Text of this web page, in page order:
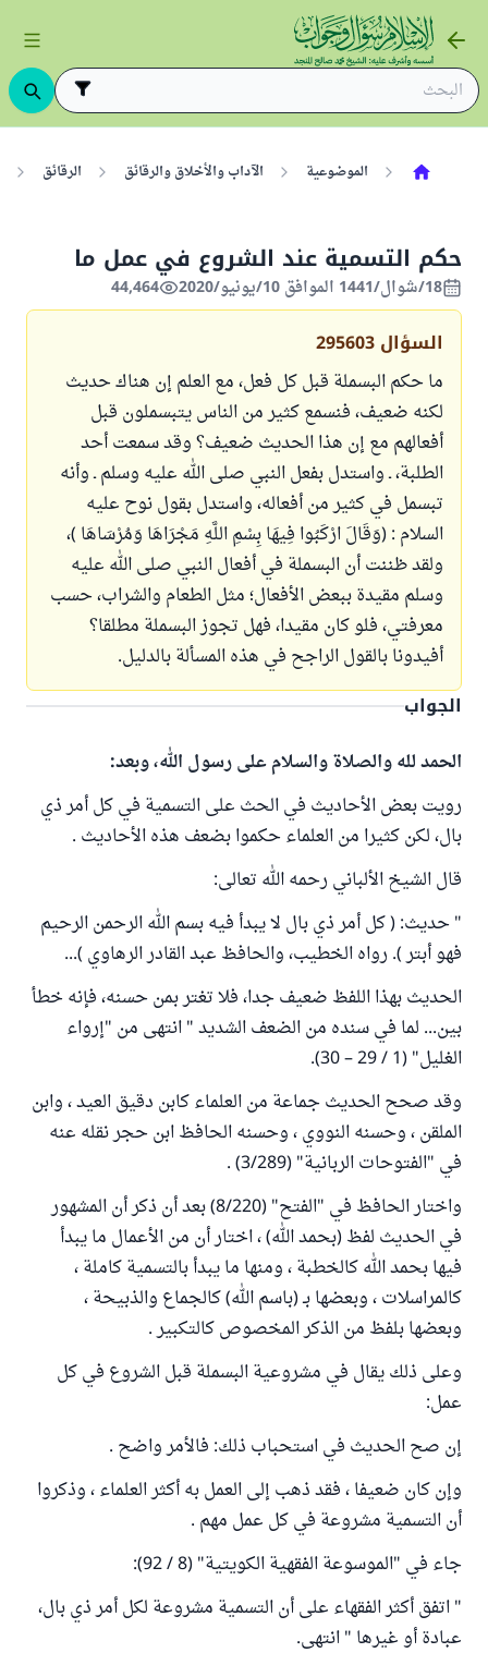
الموضوعية الآداب والأخلاق والرقائق الرقائق
حكم التسمية عند الشروع في عمل ما
18/شوال/1441 الموافق 10/يونيو/2020 44,464
السؤال 295603
ما حكم البسملة قبل كل فعل، مع العلم إن هناك حديث
لكنه ضعيف، فنسمع كثير من الناس يتبسملون قبل
أفعالهم مع إن هذا الحديث ضعيف؟ وقد سمعت أحد
الطلبة، ـ واستدل بفعل النبي صلى الله عليه وسلم ـ وأنه
تبسمل في كثير من أفعاله، واستدل بقول نوح عليه
السلام : (وَقَالَ ارْكَبُوا فِيهَا بِسْمِ اللَّهِ مَجْرَاهَا وَمُرْسَاهَا )،
ولقد ظننت أن البسملة في أفعال النبي صلى الله عليه
وسلم مقيدة ببعض الأفعال؛ مثل الطعام والشراب، حسب
معرفتي، فلو كان مقيدا، فهل تجوز البسملة مطلقا؟
أفيدونا بالقول الراجح في هذه المسألة بالدليل.
الجواب
الحمد لله والصلاة والسلام على رسول الله، وبعد:
رويت بعض الأحاديث في الحث على التسمية في كل أمر ذي
بال، لكن كثيرا من العلماء حكموا بضعف هذه الأحاديث .
قال الشيخ الألباني رحمه الله تعالى:
" حديث: ( كل أمر ذي بال لا يبدأ فيه بسم الله الرحمن الرحيم
فهو أبتر ). رواه الخطيب، والحافظ عبد القادر الرهاوي )...
الحديث بهذا اللفظ ضعيف جدا، فلا تغتر بمن حسنه، فإنه خطأ
بين... لما في سنده من الضعف الشديد " انتهى من "إرواء
الغليل" (1 / 29 – 30).
وقد صحح الحديث جماعة من العلماء كابن دقيق العيد ، وابن
الملقن ، وحسنه النووي ، وحسنه الحافظ ابن حجر نقله عنه
في "الفتوحات الربانية" (3/289) .
واختار الحافظ في "الفتح" (8/220) بعد أن ذكر أن المشهور
في الحديث لفظ (بحمد الله) ، اختار أن من الأعمال ما يبدأ
فيها بحمد الله كالخطبة ، ومنها ما يبدأ بالتسمية كاملة ،
كالمراسلات ، وبعضها بـ (باسم الله) كالجماع والذبيحة ،
وبعضها بلفظ من الذكر المخصوص كالتكبير .
وعلى ذلك يقال في مشروعية البسملة قبل الشروع في كل
عمل:
إن صح الحديث في استحباب ذلك: فالأمر واضح .
وإن كان ضعيفا ، فقد ذهب إلى العمل به أكثر العلماء ، وذكروا
أن التسمية مشروعة في كل عمل مهم .
جاء في "الموسوعة الفقهية الكويتية" (8 / 92):
" اتفق أكثر الفقهاء على أن التسمية مشروعة لكل أمر ذي بال،
عبادة أو غيرها " انتهى.